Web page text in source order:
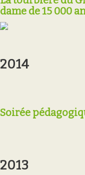
dame de 15 000
2014
Soirée
2013